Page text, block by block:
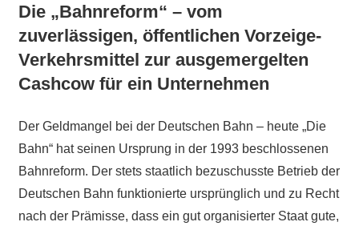
Die „Bahnreform“ – vom
zuverlässigen, öffentlichen Vorzeige-
Verkehrsmittel zur ausgemergelten
Cashcow für ein Unternehmen
Der Geldmangel bei der Deutschen Bahn – heute „Die
Bahn“ hat seinen Ursprung in der 1993 beschlossenen
Bahnreform. Der stets staatlich bezuschusste Betrieb der
Deutschen Bahn funktionierte ursprünglich und zu Recht
nach der Prämisse, dass ein gut organisierter Staat gute,